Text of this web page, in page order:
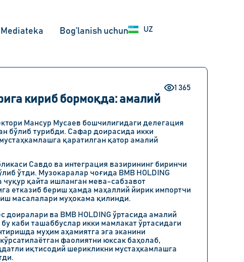
Mediateka Bog’lanish uchun UZ
RU
1 365
кириб бормоқда: амалий
Мансур Мусаев бошчилигидаги делегация
бўлиб турибди. Сафар доирасида икки
қаратилган қатор амалий
Савдо ва интеграция вазирининг биринчи
ўтди. Музокаралар чоғида BMB HOLDING
қайта ишланган мева-сабзавот
етказиб бериш ҳамда маҳаллий йирик импортчи
масалалари муҳокама қилинди.
ва BMB HOLDING ўртасида амалий
каби ташаббуслар икки мамлакат ўртасидаги
муҳим аҳамиятга эга эканини
фаолиятни юксак баҳолаб,
иқтисодий шерикликни мустаҳкамлашга